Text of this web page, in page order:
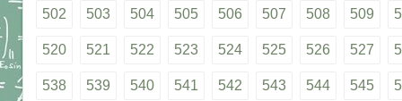
502 503 504 505 506 507 508 509
520 521 522 523 524 525 526 527
538 539 540 541 542 543 544 545